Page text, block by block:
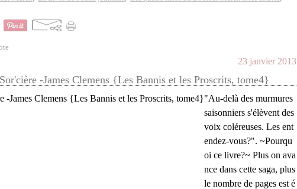
23 janvier 2013
-James Clemens {Les Bannis et les Proscrits, tome4}
"Au-delà des murmures
saisonniers s'élèvent des
voix coléreuses. Les ent
endez-vous?". ~Pourqu
oi ce livre?~ Plus on ava
nce dans cette saga, plus
le nombre de pages est é